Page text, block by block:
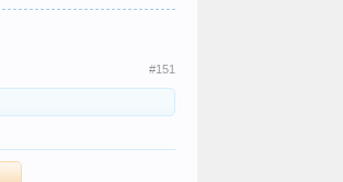
#151